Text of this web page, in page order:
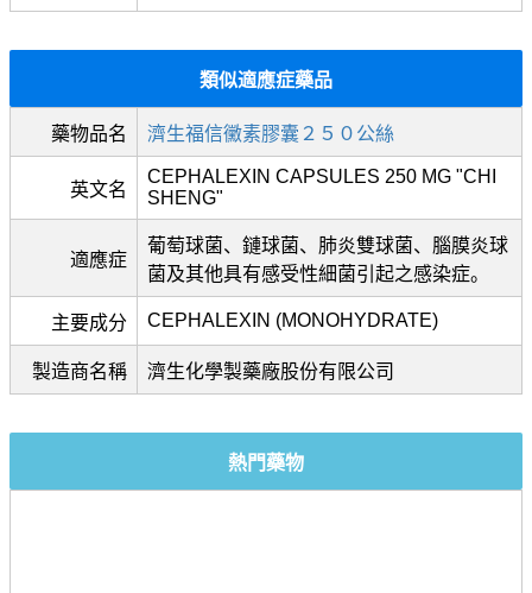
類似適應症藥品
藥物品名 濟生福信黴素膠囊２５０公絲
英文名
CEPHALEXIN CAPSULES 250 MG "CHI
SHENG"
適應症
葡萄球菌、鏈球菌、肺炎雙球菌、腦膜炎球
菌及其他具有感受性細菌引起之感染症。
主要成分 CEPHALEXIN (MONOHYDRATE)
製造商名稱 濟生化學製藥廠股份有限公司
熱門藥物